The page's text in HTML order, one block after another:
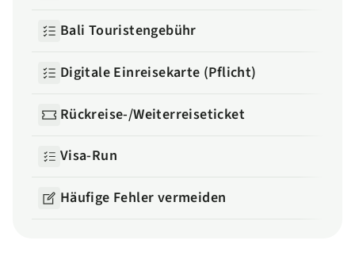
Bali Touristengebühr
Digitale Einreisekarte (Pflicht)
Rückreise-/Weiterreiseticket
Visa-Run
Häufige Fehler vermeiden